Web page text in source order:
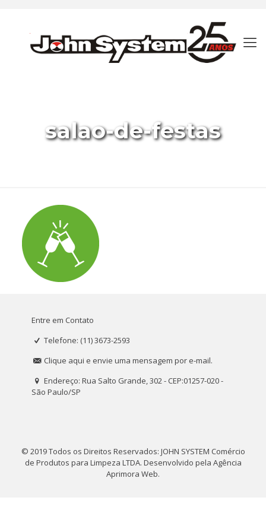
salao-de-festas
Entre em Contato
Telefone: (11) 3673-2593
Clique aqui e envie uma mensagem por e-mail.
Endereço: Rua Salto Grande, 302 - CEP:01257-020 -
São Paulo/SP
© 2019 Todos os Direitos Reservados: JOHN SYSTEM Comércio
de Produtos para Limpeza LTDA. Desenvolvido pela Agência
Aprimora Web.